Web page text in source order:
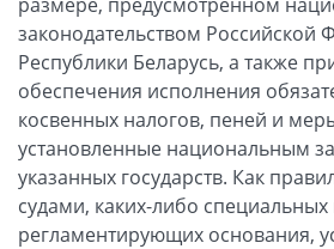
законодательством Российской
Республики Беларусь, а также
обеспечения исполнения
косвенных налогов, пеней и
установленные национальным
указанных государств. Как
судами, каких-либо
регламентирующих основания,